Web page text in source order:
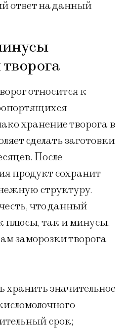
ответ на данный
относится к
хранение творога в
сделать заготовки
После
продукт сохранит
структуру.
что данный
плюсы, так и минусы.
заморозки творога
хранить значительное
срок;